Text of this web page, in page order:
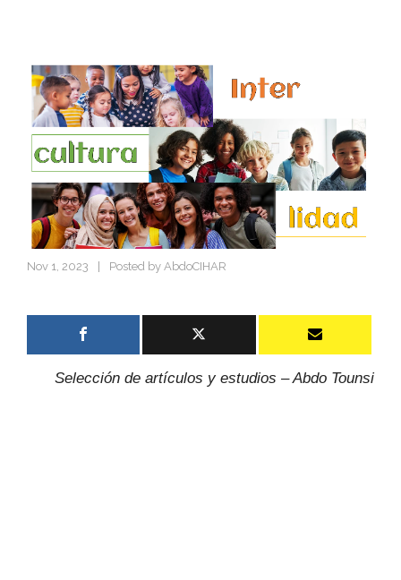
Nov 1, 2023 Posted by AbdoCIHAR
Selección de artículos y estudios – Abdo Tounsi